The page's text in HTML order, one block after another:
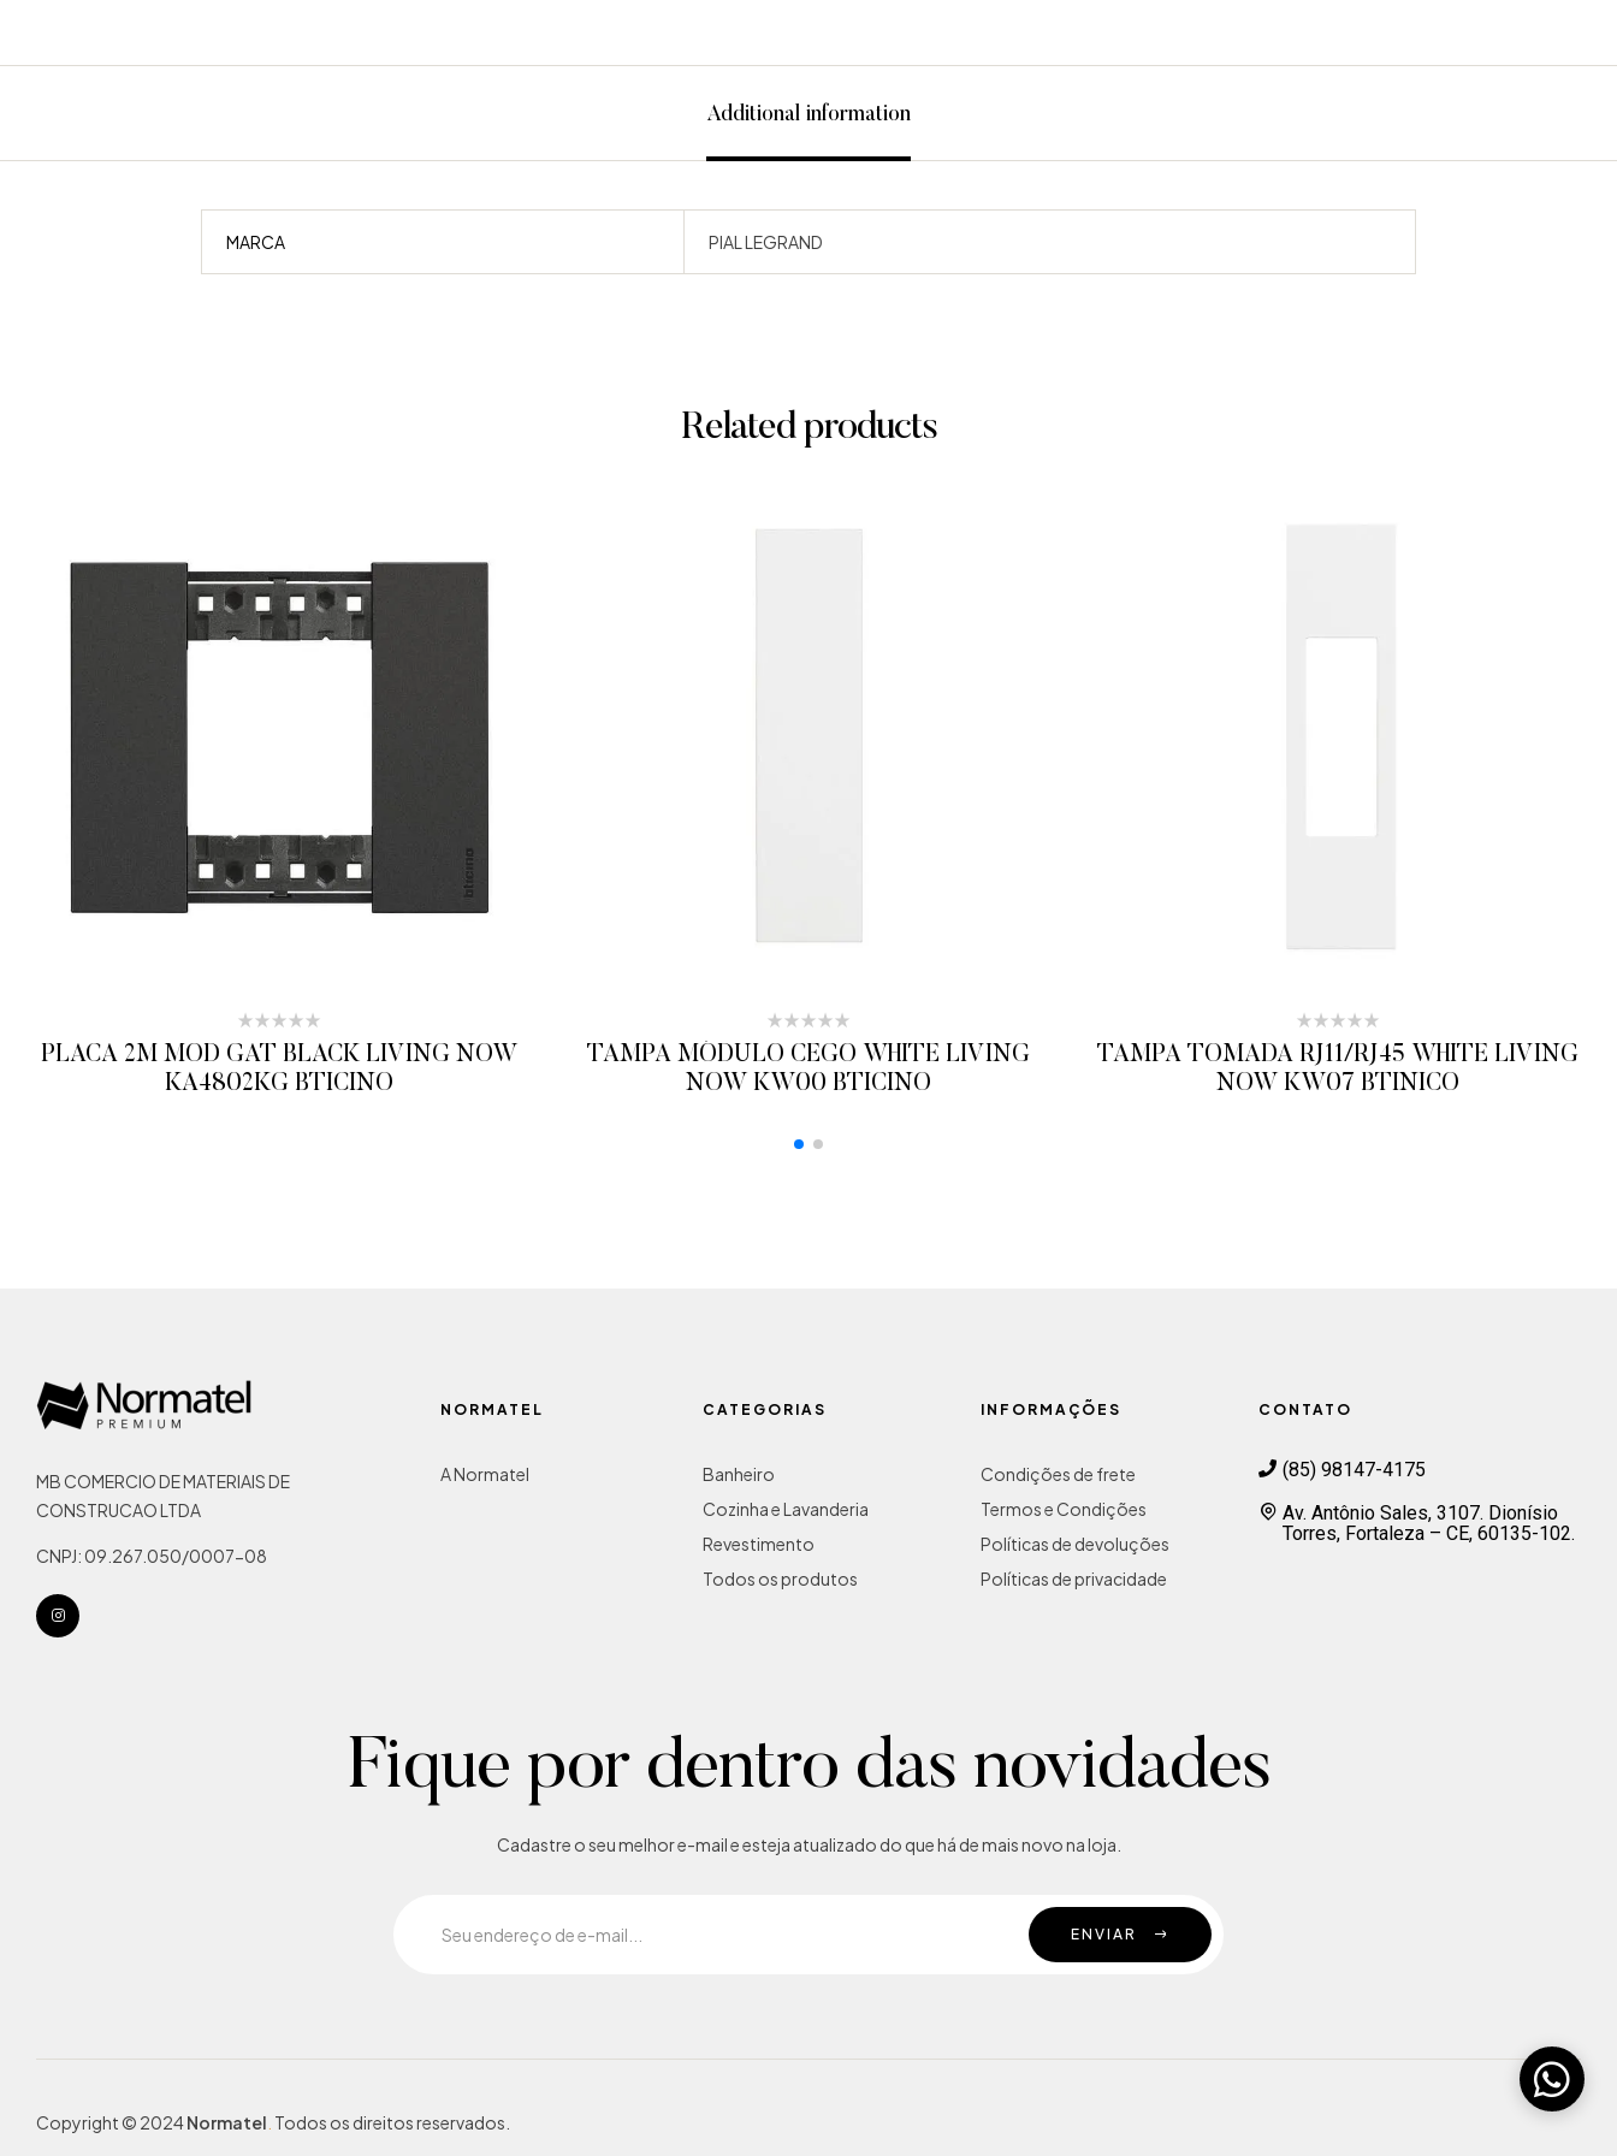
Additional information
MARCA PIAL LEGRAND
Related products
PLACA 2M MOD GAT BLACK LIVING NOW
KA4802KG BTICINO
TAMPA MÓDULO CEGO WHITE LIVING
NOW KW00 BTICINO
TAMPA TOMADA RJ11/RJ45 WHITE LIVING
NOW KW07 BTINICO
MB COMERCIO DE MATERIAIS DE
CONSTRUCAO LTDA
CNPJ: 09.267.050/0007-08
NORMATEL
A Normatel
CATEGORIAS
Banheiro
Cozinha e Lavanderia
Revestimento
Todos os produtos
INFORMAÇÕES
Condições de frete
Termos e Condições
Políticas de devoluções
Políticas de privacidade
CONTATO
(85) 98147-4175
Av. Antônio Sales, 3107. Dionísio
Torres, Fortaleza – CE, 60135-102.
Fique por dentro das novidades
Cadastre o seu melhor e-mail e esteja atualizado do que há de mais novo na loja.
ENVIAR
Copyright © 2024Normatel Todos os direitos reservados.